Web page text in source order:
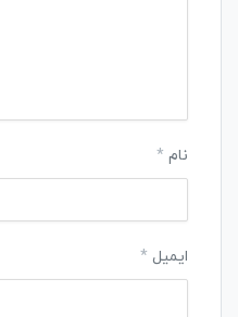
نام *
ایمیل *